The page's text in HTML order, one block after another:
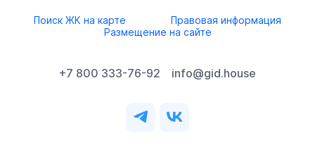
Поиск ЖК на карте
Правовая информация
Размещение на сайте
+7 800 333-76-92 info@gid.house